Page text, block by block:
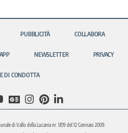
PUBBLICITÀ COLLABORA
NEWSLETTER PRIVACY
DI CONDOTTA
di Vallo della Lucania nr. 1/09 del 12 Gennaio 2009.